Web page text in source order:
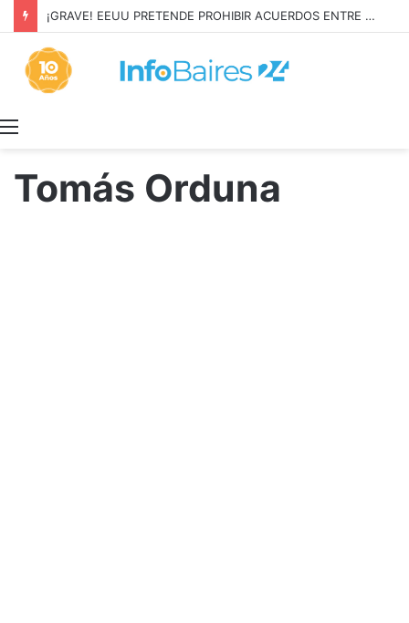
¡GRAVE! EEUU PRETENDE PROHIBIR ACUERDOS ENTRE CHINA Y UNA COOPERATIVA EN NEUQUÉN
Tomás Orduna